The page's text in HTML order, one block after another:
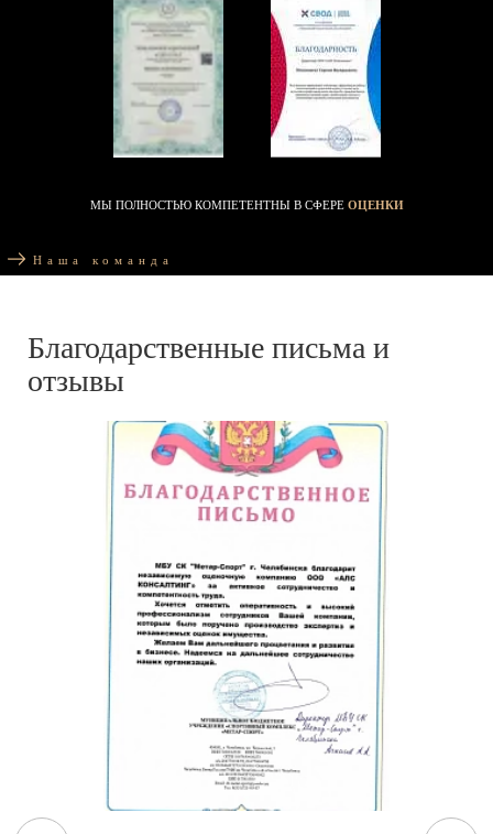
МЫ ПОЛНОСТЬЮ КОМПЕТЕНТНЫ В СФЕРЕ ОЦЕНКИ
Наша команда
Благодарственные письма и
отзывы